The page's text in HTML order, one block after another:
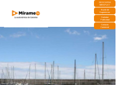
DESCARGA
MIRAPLAY
Buzón de
Sugerencias
Contratar
Publicidad
Contacto
Comercial